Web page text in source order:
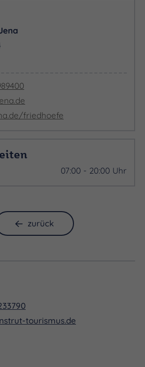
– um zu gedenken, zu lernen
Atmosphäre zu
friedhoefe
07:00 - 20:00 Uhr
zurück
tourismus.de